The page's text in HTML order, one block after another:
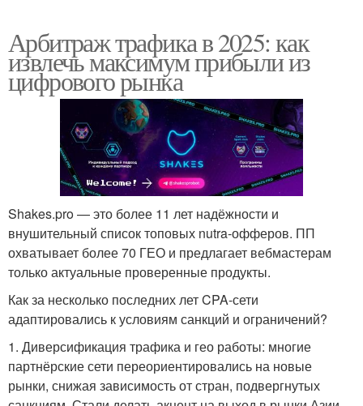
Арбитраж трафика в 2025: как
извлечь максимум прибыли из
цифрового рынка
Shakes.pro — это более 11 лет надёжности и
внушительный список топовых nutra-офферов. ПП
охватывает более 70 ГЕО и предлагает вебмастерам
только актуальные проверенные продукты.
Как за несколько последних лет CPA-сети
адаптировались к условиям санкций и ограничений?
1. Диверсификация трафика и гео работы: многие
партнёрские сети переориентировались на новые
рынки, снижая зависимость от стран, подвергнутых